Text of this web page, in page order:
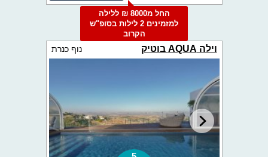
החל מ8000 ₪ ללילה
למזמינים 2 לילות בסופ"ש
הקרוב
וילה AQUA בוטיק נוף כנרת